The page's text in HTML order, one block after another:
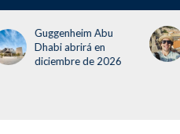
Guía básica para
visitar Croacia